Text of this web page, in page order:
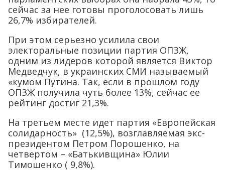
сейчас за нее готовы проголосовать лишь
26,7% избирателей.
При этом серьезно усилила свои
электоральные позиции партия ОПЗЖ,
одним из лидеров которой является Виктор
Медведчук, в украинских СМИ называемый
«кумом Путина. Так, если в прошлом году
ОПЗЖ получила чуть более 13%, сейчас ее
рейтинг достиг 21,3%.
На третьем месте идет партия «Европейская
солидарность» (12,5%), возглавляемая экс-
президентом Петром Порошенко, на
четвертом – «Батькивщина» Юлии
Тимошенко ( 9,8%).